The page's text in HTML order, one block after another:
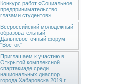
Конкурс работ «Социальное
предпринимательство
глазами студентов».
Всероссийский молодежный
образовательный
Дальневосточный форум
"Восток"
Приглашаем к участию в
Открытой комплексной
спартакиаде среди
национальных диаспор
города Хабаровска 2019 г.